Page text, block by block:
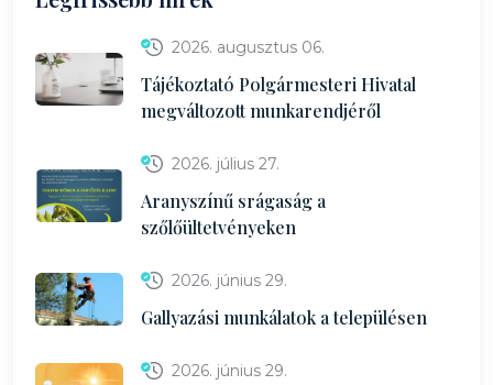
2026. augusztus 06.
Tájékoztató Polgármesteri Hivatal
megváltozott munkarendjéről
2026. július 27.
Aranyszínű srágaság a
szőlőültetvényeken
2026. június 29.
Gallyazási munkálatok a településen
2026. június 29.